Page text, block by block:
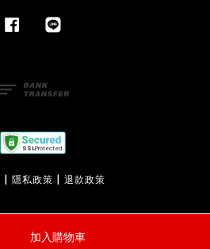
加入購物車
Facebook
隱私政策 退款政策